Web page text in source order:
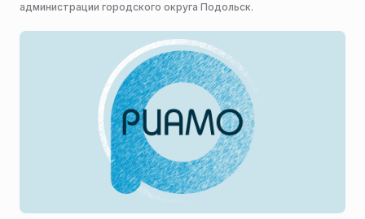
администрации городского округа Подольск.